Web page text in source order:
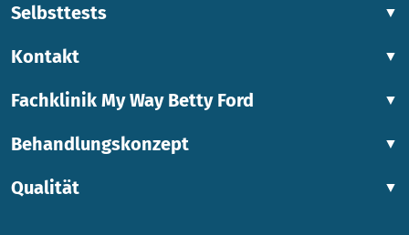
Selbsttests ▼
Kontakt ▼
Fachklinik My Way Betty Ford ▼
Behandlungskonzept ▼
Qualität ▼